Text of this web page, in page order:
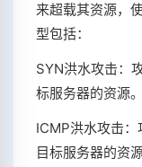
来超载其资源，
型包括：
SYN洪水攻击：
标服务器的资源。
ICMP洪水攻击
目标服务器的资源